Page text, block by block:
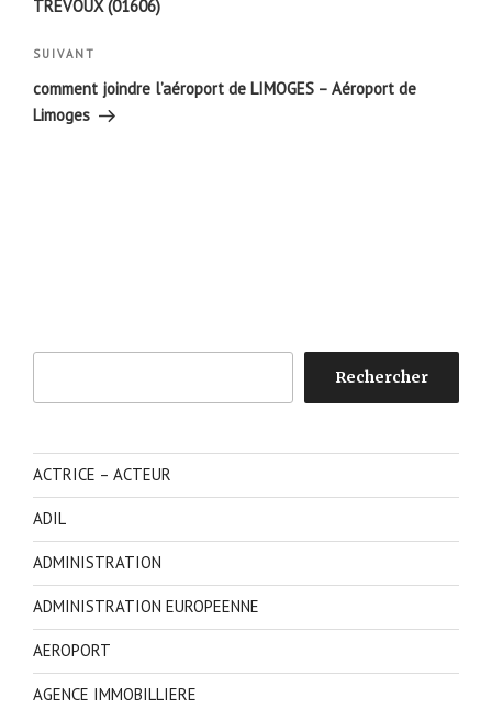
TREVOUX (01606)
Article
suivant
SUIVANT
comment joindre l’aéroport de LIMOGES – Aéroport de
Limoges
Rechercher
ACTRICE – ACTEUR
ADIL
ADMINISTRATION
ADMINISTRATION EUROPEENNE
AEROPORT
AGENCE IMMOBILLIERE